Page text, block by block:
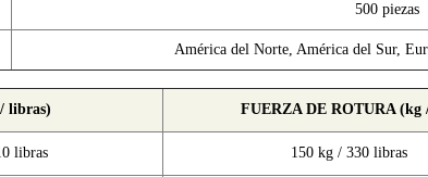
500 piezas
América del Norte, América del Sur,
libras) FUERZA DE ROTURA (kg
libras 150 kg / 330 libras